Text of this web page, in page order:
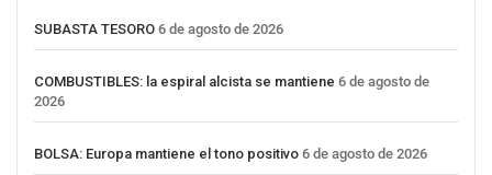
SUBASTA TESORO 6 de agosto de 2026
COMBUSTIBLES: la espiral alcista se mantiene 6 de agosto de
2026
BOLSA: Europa mantiene el tono positivo 6 de agosto de 2026